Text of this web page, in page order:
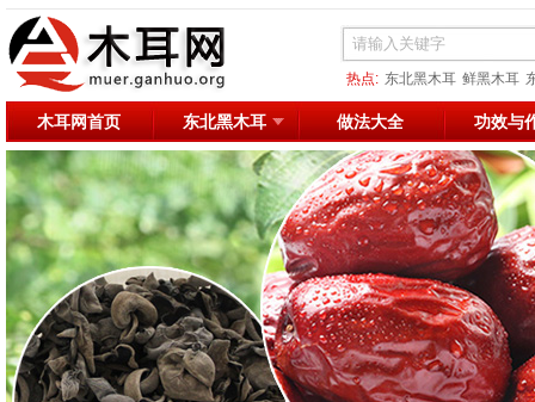
热点: 东北黑木耳 鲜黑木耳
网络黑木耳 减肥 凉拌
木耳网首页 东北黑木耳 做法大全 功效与